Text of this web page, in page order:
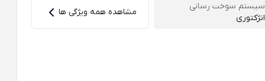
سیستم سوخت رسانی
انژکتوری
مشاهده همه ویژگی ها